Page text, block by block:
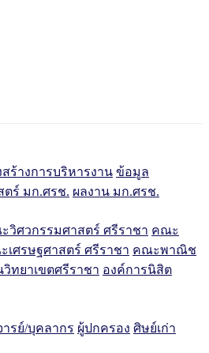
ร้างการบริหารงาน ข้อมูล
ตร์ มก.ศรช. ผลงาน มก.ศรช.
วิศวกรรมศาสตร์ ศรีราชา คณะ
เศรษฐศาสตร์ ศรีราชา คณะพาณิช
ทยาเขตศรีราชา องค์การนิสิต
ารย์/บุคลากร ผู้ปกครอง ศิษย์เก่า